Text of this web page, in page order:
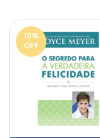
10%
OFF